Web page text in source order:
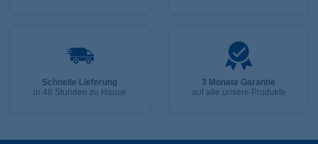
Schnelle Lieferung
in 48 Stunden zu Hause
3 Monate Garantie
auf alle unsere Produkte